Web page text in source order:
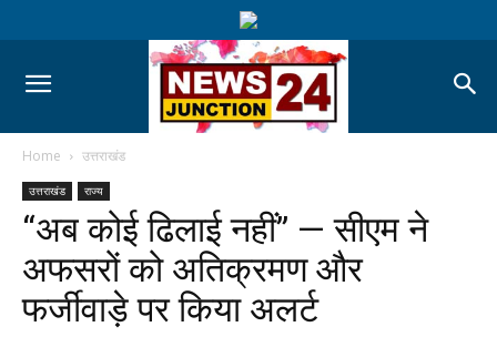
Home उत्तराखंड
उत्तराखंड राज्य
“अब कोई ढिलाई नहीं” — सीएम ने
अफसरों को अतिक्रमण और
फर्जीवाड़े पर किया अलर्ट